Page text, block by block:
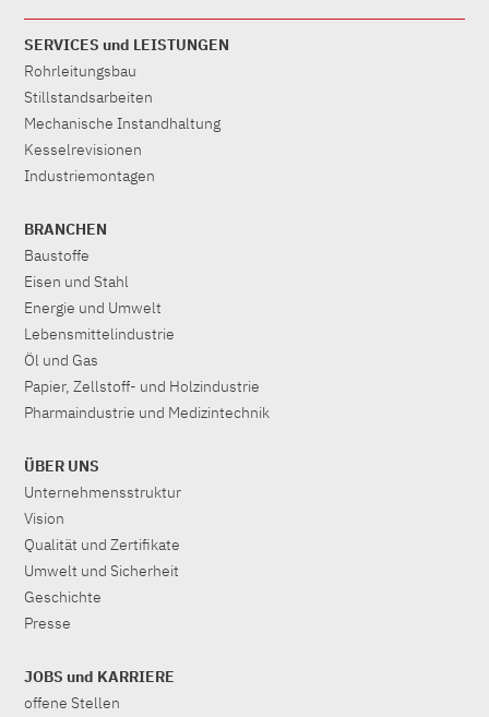
SERVICES und LEISTUNGEN
Rohrleitungsbau
Stillstandsarbeiten
Mechanische Instandhaltung
Kesselrevisionen
Industriemontagen
BRANCHEN
Baustoffe
Eisen und Stahl
Energie und Umwelt
Lebensmittelindustrie
Öl und Gas
Papier, Zellstoff- und Holzindustrie
Pharmaindustrie und Medizintechnik
ÜBER UNS
Unternehmensstruktur
Vision
Qualität und Zertifikate
Umwelt und Sicherheit
Geschichte
Presse
JOBS und KARRIERE
offene Stellen